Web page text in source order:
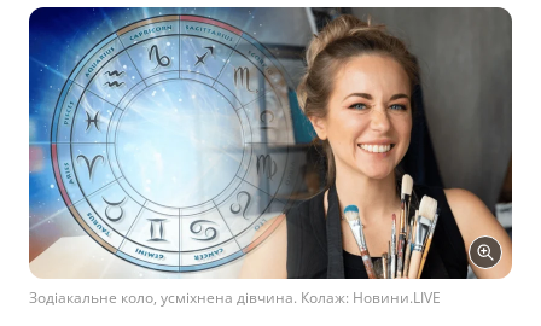
Зодіакальне коло, усміхнена дівчина. Колаж: Новини.LIVE